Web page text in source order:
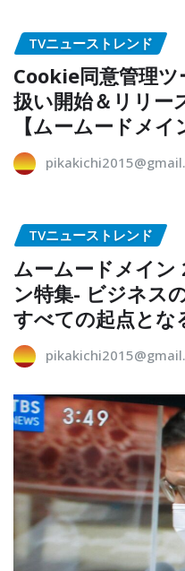
TVニューストレンド
Cookie同意管理ツ
扱い開始＆リリー
【ムームードメイ
TVニューストレンド
ムームードメイン
ン特集- ビジネス
すべての起点とな